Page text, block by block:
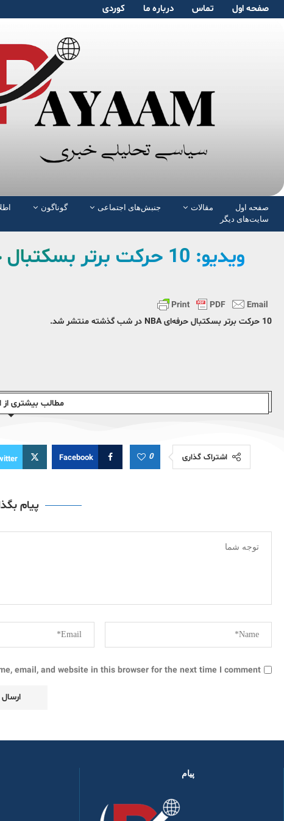
صفحە اول تماس دربارە ما کوردی
صفحە اول مقالات جنبش‌های اجتماعی گوناگون
سایت‌های دیگر
ویدیو: 10 حرکت برتر بسکتبال حرفه‌ای NBA در شب گذشته
10 حرکت برتر بسکتبال حرفه‌ای NBA در شب گذشته منتشر شد.
مطالب بیشتری از
اشتراک گذاری 0
Facebook
پیام
email, and website in this browser for the next time I comment.
پیام